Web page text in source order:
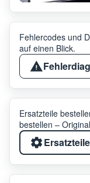
Fehlercodes und
auf einen Blick.
Ersatzteile
bestellen –